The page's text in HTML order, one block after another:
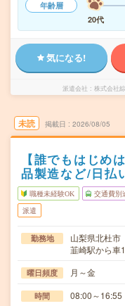
年齢層
20代
気になる!
派遣会社 株式会社
未読 掲載日 2026/08/05
【誰でもはじめ
品製造など/日払
職種未経験OK 交通費別
派遣
勤務地
山梨県北杜市
韮崎駅から車
曜日頻度 月～金
時間 08:00～16:55